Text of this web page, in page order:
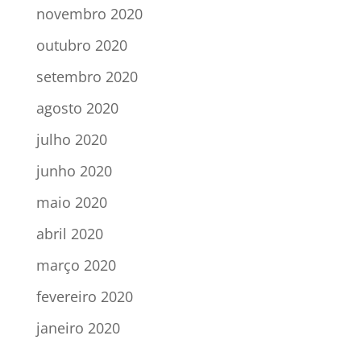
novembro 2020
outubro 2020
setembro 2020
agosto 2020
julho 2020
junho 2020
maio 2020
abril 2020
março 2020
fevereiro 2020
janeiro 2020